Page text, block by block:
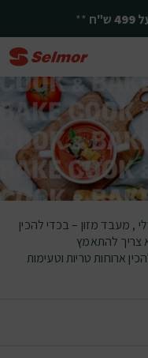
499ש"ח **
, מעבד מזון – בכדי להכין
צריך להתאמץ
ארוחות טריות וטעימות